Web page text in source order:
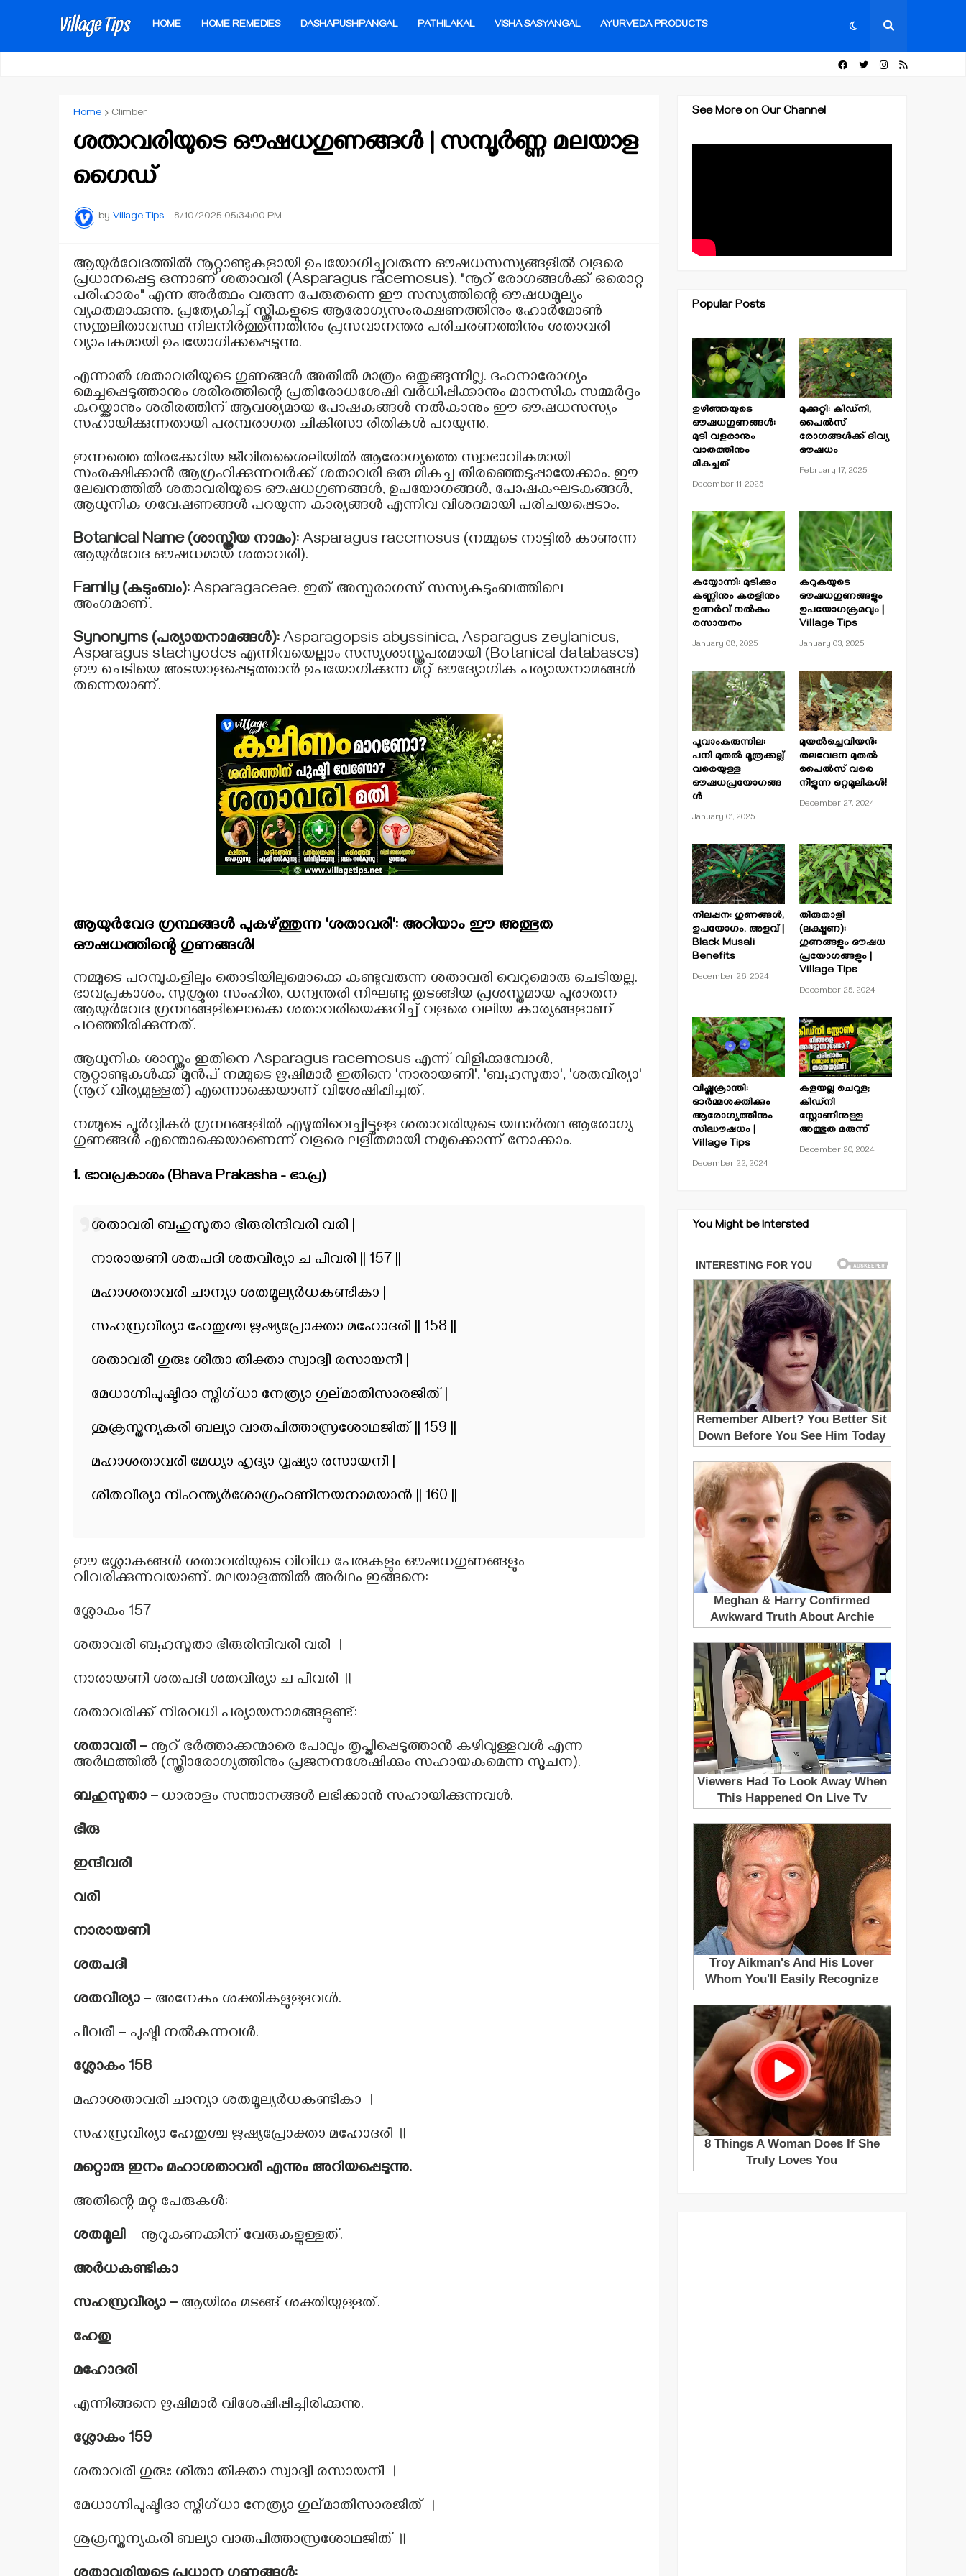
HOME HOME REMEDIES DASHAPUSHPANGAL PATHILAKAL VISHA SASYANGAL AYURVEDA PRODUCTS
Home Climber
ശതാവരിയുടെ ഔഷധഗുണങ്ങൾ | സമ്പൂർണ്ണ മലയാള
ഗൈഡ്
by Village Tips - 8/10/2025 05:34:00 PM
ആയുർവേദത്തിൽ നൂറ്റാണ്ടുകളായി ഉപയോഗിച്ചുവരുന്ന ഔഷധസസ്യങ്ങളിൽ വളരെ
പ്രധാനപ്പെട്ട ഒന്നാണ് ശതാവരി (Asparagus racemosus). "നൂറ് രോഗങ്ങൾക്ക് ഒരൊറ്റ
പരിഹാരം" എന്ന അർത്ഥം വരുന്ന പേരുതന്നെ ഈ സസ്യത്തിന്റെ ഔഷധമൂല്യം
വ്യക്തമാക്കുന്നു. പ്രത്യേകിച്ച് സ്ത്രീകളുടെ ആരോഗ്യസംരക്ഷണത്തിനും ഹോർമോൺ
സന്തുലിതാവസ്ഥ നിലനിർത്തുന്നതിനും പ്രസവാനന്തര പരിചരണത്തിനും ശതാവരി
വ്യാപകമായി ഉപയോഗിക്കപ്പെടുന്നു.
എന്നാൽ ശതാവരിയുടെ ഗുണങ്ങൾ അതിൽ മാത്രം ഒതുങ്ങുന്നില്ല. ദഹനാരോഗ്യം
മെച്ചപ്പെടുത്താനും ശരീരത്തിന്റെ പ്രതിരോധശേഷി വർധിപ്പിക്കാനും മാനസിക സമ്മർദ്ദം
കുറയ്ക്കാനും ശരീരത്തിന് ആവശ്യമായ പോഷകങ്ങൾ നൽകാനും ഈ ഔഷധസസ്യം
സഹായിക്കുന്നതായി പരമ്പരാഗത ചികിത്സാ രീതികൾ പറയുന്നു.
ഇന്നത്തെ തിരക്കേറിയ ജീവിതശൈലിയിൽ ആരോഗ്യത്തെ സ്വാഭാവികമായി
സംരക്ഷിക്കാൻ ആഗ്രഹിക്കുന്നവർക്ക് ശതാവരി ഒരു മികച്ച തിരഞ്ഞെടുപ്പായേക്കാം. ഈ
ലേഖനത്തിൽ ശതാവരിയുടെ ഔഷധഗുണങ്ങൾ, ഉപയോഗങ്ങൾ, പോഷകഘടകങ്ങൾ,
ആധുനിക ഗവേഷണങ്ങൾ പറയുന്ന കാര്യങ്ങൾ എന്നിവ വിശദമായി പരിചയപ്പെടാം.
Botanical Name (ശാസ്ത്രീയ നാമം):Asparagus racemosus (നമ്മുടെ നാട്ടിൽ കാണുന്ന
ആയുർവേദ ഔഷധമായ ശതാവരി).
Family (കുടുംബം):Asparagaceae. ഇത് അസ്പരാഗസ് സസ്യകുടുംബത്തിലെ
അംഗമാണ്.
Synonyms (പര്യായനാമങ്ങൾ):Asparagopsis abyssinica, Asparagus zeylanicus,
Asparagus stachyodes എന്നിവയെല്ലാം സസ്യശാസ്ത്രപരമായി (Botanical databases)
ഈ ചെടിയെ അടയാളപ്പെടുത്താൻ ഉപയോഗിക്കുന്ന മറ്റ് ഔദ്യോഗിക പര്യായനാമങ്ങൾ
തന്നെയാണ്.
ആയുർവേദ ഗ്രന്ഥങ്ങൾ പുകഴ്ത്തുന്ന 'ശതാവരി': അറിയാം ഈ അത്ഭുത
ഔഷധത്തിന്റെ ഗുണങ്ങൾ!
നമ്മുടെ പറമ്പുകളിലും തൊടിയിലുമൊക്കെ കണ്ടുവരുന്ന ശതാവരി വെറുമൊരു ചെടിയല്ല.
ഭാവപ്രകാശം, സുശ്രുത സംഹിത, ധന്വന്തരി നിഘണ്ടു തുടങ്ങിയ പ്രശസ്തമായ പുരാതന
ആയുർവേദ ഗ്രന്ഥങ്ങളിലൊക്കെ ശതാവരിയെക്കുറിച്ച് വളരെ വലിയ കാര്യങ്ങളാണ്
പറഞ്ഞിരിക്കുന്നത്.
ആധുനിക ശാസ്ത്രം ഇതിനെ Asparagus racemosus എന്ന് വിളിക്കുമ്പോൾ,
നൂറ്റാണ്ടുകൾക്ക് മുൻപ് നമ്മുടെ ഋഷിമാർ ഇതിനെ 'നാരായണി', 'ബഹുസുതാ', 'ശതവീര്യാ'
(നൂറ് വീര്യമുള്ളത്) എന്നൊക്കെയാണ് വിശേഷിപ്പിച്ചത്.
നമ്മുടെ പൂർവ്വികർ ഗ്രന്ഥങ്ങളിൽ എഴുതിവെച്ചിട്ടുള്ള ശതാവരിയുടെ യഥാർത്ഥ ആരോഗ്യ
ഗുണങ്ങൾ എന്തൊക്കെയാണെന്ന് വളരെ ലളിതമായി നമുക്കൊന്ന് നോക്കാം.
1. ഭാവപ്രകാശം (Bhava Prakasha - ഭാ.പ്ര)
ശതാവരീ ബഹുസുതാ ഭീരുരിന്ദീവരീ വരീ |
നാരായണീ ശതപദീ ശതവീര്യാ ച പീവരീ || 157 ||
മഹാശതാവരീ ചാന്യാ ശതമൂല്യർധകണ്ടികാ |
സഹസ്രവീര്യാ ഹേതുശ്ച ഋഷ്യപ്രോക്താ മഹോദരീ || 158 ||
ശതാവരീ ഗുരുഃ ശീതാ തിക്താ സ്വാദ്വീ രസായനീ |
മേധാഗ്നിപുഷ്ടിദാ സ്നിഗ്ധാ നേത്ര്യാ ഗുല്മാതിസാരജിത് |
ശുക്രസ്തന്യകരീ ബല്യാ വാതപിത്താസ്രശോഥജിത് || 159 ||
മഹാശതാവരീ മേധ്യാ ഹൃദ്യാ വൃഷ്യാ രസായനീ |
ശീതവീര്യാ നിഹന്ത്യർശോഗ്രഹണീനയനാമയാൻ || 160 ||
ഈ ശ്ലോകങ്ങൾ ശതാവരിയുടെ വിവിധ പേരുകളും ഔഷധഗുണങ്ങളും
വിവരിക്കുന്നവയാണ്. മലയാളത്തിൽ അർഥം ഇങ്ങനെ:
ശ്ലോകം 157
ശതാവരീ ബഹുസുതാ ഭീരുരിന്ദീവരീ വരീ ।
നാരായണീ ശതപദീ ശതവീര്യാ ച പീവരീ ॥
ശതാവരിക്ക് നിരവധി പര്യായനാമങ്ങളുണ്ട്:
ശതാവരീ – നൂറ് ഭർത്താക്കന്മാരെ പോലും തൃപ്തിപ്പെടുത്താൻ കഴിവുള്ളവൾ എന്ന
അർഥത്തിൽ (സ്ത്രീാരോഗ്യത്തിനും പ്രജനനശേഷിക്കും സഹായകമെന്ന സൂചന).
ബഹുസുതാ – ധാരാളം സന്താനങ്ങൾ ലഭിക്കാൻ സഹായിക്കുന്നവൾ.
ഭീരു
ഇന്ദീവരീ
വരീ
നാരായണീ
ശതപദീ
ശതവീര്യാ – അനേകം ശക്തികളുള്ളവൾ.
പീവരീ – പുഷ്ടി നൽകുന്നവൾ.
ശ്ലോകം 158
മഹാശതാവരീ ചാന്യാ ശതമൂല്യർധകണ്ടികാ ।
സഹസ്രവീര്യാ ഹേതുശ്ച ഋഷ്യപ്രോക്താ മഹോദരീ ॥
മറ്റൊരു ഇനം മഹാശതാവരീ എന്നും അറിയപ്പെടുന്നു.
അതിന്റെ മറ്റു പേരുകൾ:
ശതമൂലി – നൂറുകണക്കിന് വേരുകളുള്ളത്.
അർധകണ്ടികാ
സഹസ്രവീര്യാ – ആയിരം മടങ്ങ് ശക്തിയുള്ളത്.
ഹേതു
മഹോദരീ
എന്നിങ്ങനെ ഋഷിമാർ വിശേഷിപ്പിച്ചിരിക്കുന്നു.
ശ്ലോകം 159
ശതാവരീ ഗുരുഃ ശീതാ തിക്താ സ്വാദ്വീ രസായനീ ।
മേധാഗ്നിപുഷ്ടിദാ സ്നിഗ്ധാ നേത്ര്യാ ഗുല്മാതിസാരജിത് ।
ശുക്രസ്തന്യകരീ ബല്യാ വാതപിത്താസ്രശോഥജിത് ॥
See More on Our Channel
Popular Posts
ഉഴിഞ്ഞയുടെ
ഔഷധഗുണങ്ങൾ:
മുടി വളരാനും
വാതത്തിനും
മികച്ചത്
December 11, 2025
മുക്കുറ്റി: കിഡ്‌നി,
പൈൽസ്
രോഗങ്ങൾക്ക് ദിവ്യ
ഔഷധം
February 17, 2025
കയ്യോന്നി: മുടിക്കും
കണ്ണിനും കരളിനും
ഉണർവ് നൽകും
രസായനം
January 08, 2025
കറുകയുടെ
ഔഷധഗുണങ്ങളും
ഉപയോഗക്രമവും |
Village Tips
January 03, 2025
പൂവാംകുരുന്നില:
പനി മുതൽ മൂത്രക്കല്ല്
വരെയുള്ള
ഔഷധപ്രയോഗങ്ങ
ൾ
January 01, 2025
മുയൽച്ചെവിയൻ:
തലവേദന മുതൽ
പൈൽസ് വരെ
നീളുന്ന ഒറ്റമൂലികൾ!
December 27, 2024
നിലപ്പന: ഗുണങ്ങൾ,
ഉപയോഗം, അളവ് |
Black Musali
Benefits
December 26, 2024
തിരുതാളി
(ലക്ഷ്മണ):
ഗുണങ്ങളും ഔഷധ
പ്രയോഗങ്ങളും |
Village Tips
December 25, 2024
വിഷ്ണുക്രാന്തി:
ഓർമ്മശക്തിക്കും
ആരോഗ്യത്തിനും
സിദ്ധൗഷധം |
Village Tips
December 22, 2024
കളയല്ല ചെറൂള;
കിഡ്നി
സ്റ്റോണിനുള്ള
അത്ഭുത മരുന്ന്
December 20, 2024
You Might be Intersted